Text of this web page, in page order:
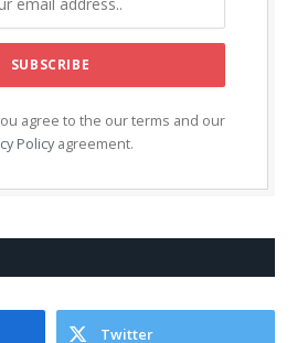
agree to the our terms and our
Policyagreement.
Twitter